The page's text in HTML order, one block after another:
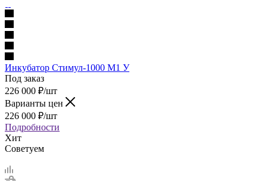
Инкубатор Стимул-1000 М1 У
Под заказ
226 000 ₽/шт
Варианты цен
226 000 ₽/шт
Подробности
Хит
Советуем